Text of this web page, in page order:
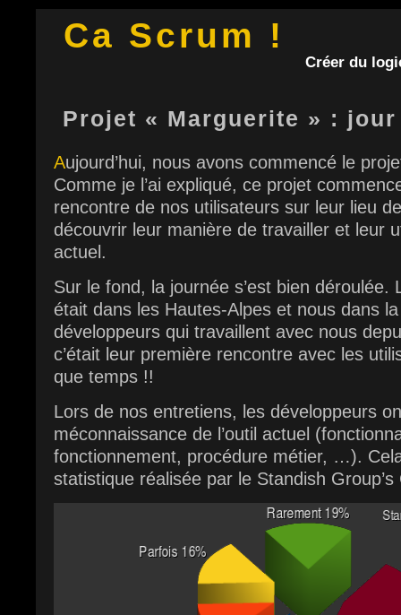
Ca Scrum !
Créer du
Projet « Marguerite » : jour
Aujourd’hui, nous avons commencé le
Comme je l’ai expliqué, ce projet
rencontre de nos utilisateurs sur leur lieu
découvrir leur manière de travailler et leur
actuel.
Sur le fond, la journée s’est bien déroulée.
était dans les Hautes-Alpes et nous dans
développeurs qui travaillent avec nous
c’était leur première rencontre avec les
que temps !!
Lors de nos entretiens, les développeurs
méconnaissance de l’outil actuel
fonctionnement, procédure métier, …).
statistique réalisée par le Standish